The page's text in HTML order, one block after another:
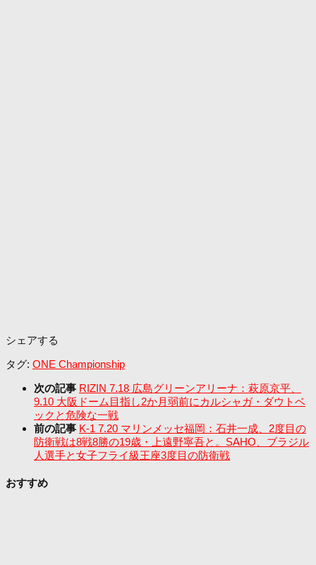
シェアする
タグ: ONE Championship
次の記事 RIZIN 7.18 広島グリーンアリーナ：萩原京平、
9.10 大阪ドーム目指し2か月弱前にカルシャガ・ダウトベ
ックと危険な一戦
前の記事 K-1 7.20 マリンメッセ福岡：石井一成、2度目の
防衛戦は8戦8勝の19歳・上遠野寧吾と。SAHO、ブラジル
人選手と女子フライ級王座3度目の防衛戦
おすすめ